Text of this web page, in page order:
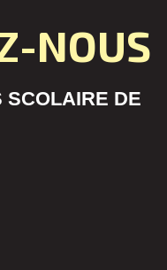
NOUS
SCOLAIRE DE